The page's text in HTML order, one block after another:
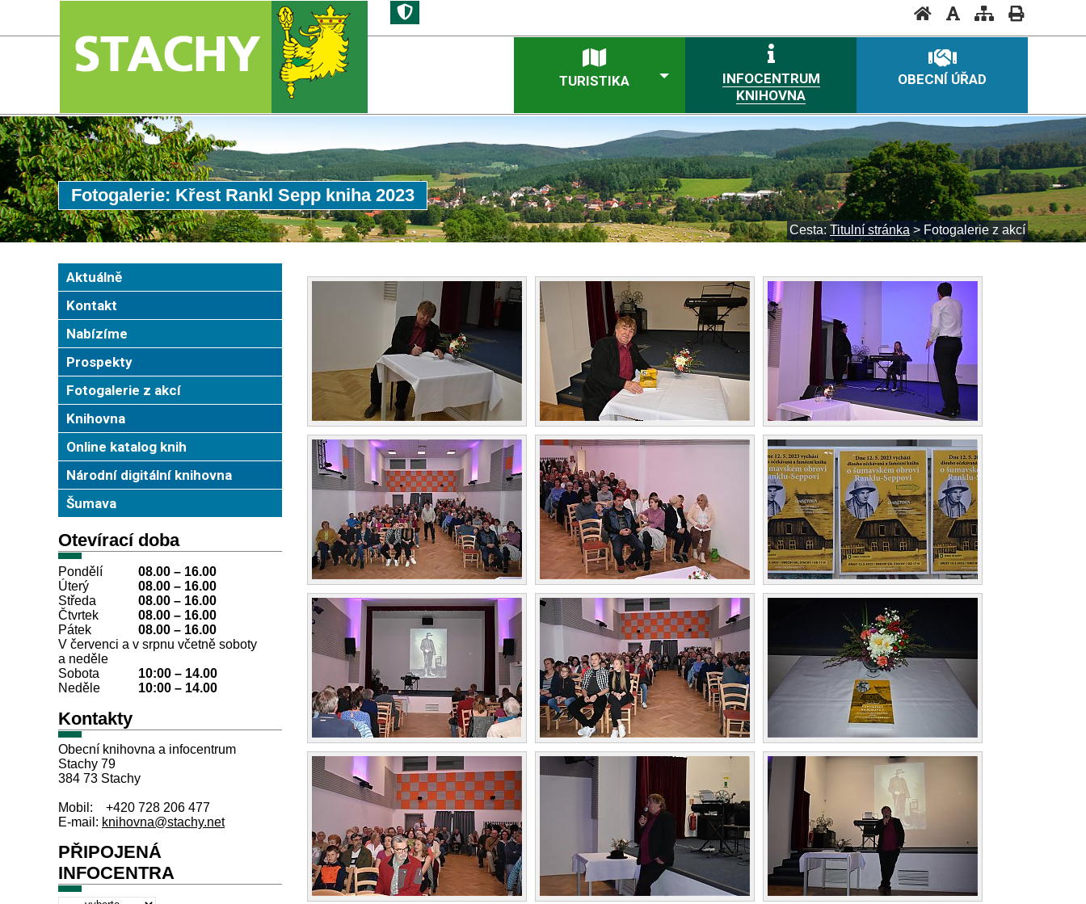
TURISTIKA
INFOCENTRUM
KNIHOVNA
OBECNÍ ÚŘAD
Fotogalerie: Křest Rankl Sepp kniha 2023
Cesta: Titulní stránka> Fotogalerie z akcí
Aktuálně
Kontakt
Nabízíme
Prospekty
Fotogalerie z akcí
Knihovna
Online katalog knih
Národní digitální knihovna
Šumava
Otevírací doba
Pondělí
08.00 – 16.00
Úterý
08.00 – 16.00
Středa
08.00 – 16.00
Čtvrtek
08.00 – 16.00
Pátek
08.00 – 16.00
V červenci a v srpnu včetně soboty
a neděle
Sobota
10:00 – 14.00
Neděle
10:00 – 14.00
Kontakty
Obecní knihovna a infocentrum
Stachy 79
384 73 Stachy
Mobil: +420 728 206 477
E-mail: knihovna@stachy.net
PŘIPOJENÁ
INFOCENTRA